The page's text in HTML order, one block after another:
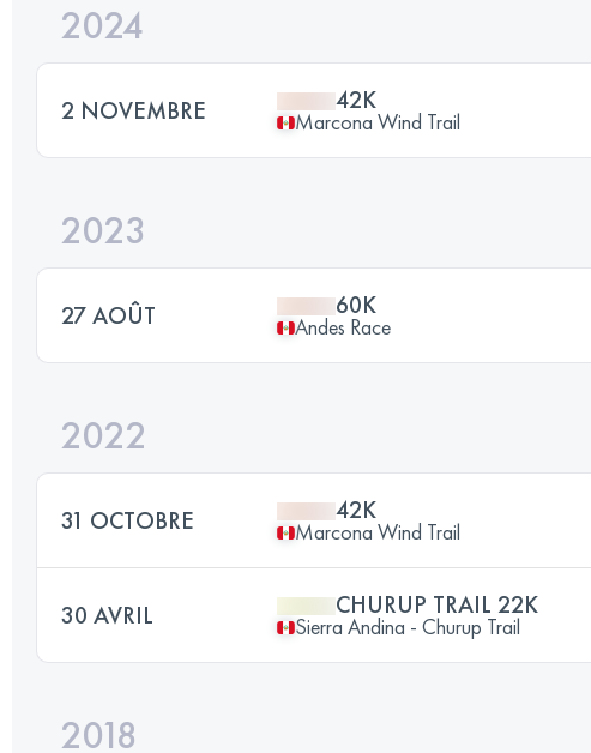
2024
2 NOVEMBRE 42K
Marcona Wind Trail
2023
27 AOÛT 60K
Andes Race
2022
31 OCTOBRE 42K
Marcona Wind Trail
30 AVRIL CHURUP TRAIL 22K
Sierra Andina - Churup Trail
2018